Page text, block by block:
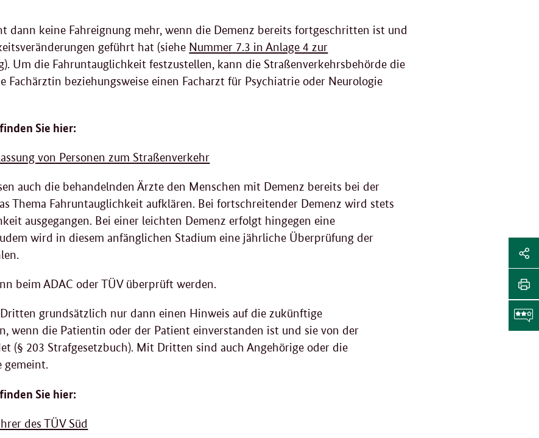
dann keine Fahreignung mehr, wenn die Demenz bereits fortgeschritten ist und
geführt hat (siehe Nummer 7.3 in Anlage 4 zur
). Um die Fahruntauglichkeit festzustellen, kann die Straßenverkehrsbehörde die
Fachärztin beziehungsweise einen Facharzt für Psychiatrie oder Neurologie
Sie hier:
von Personen zum Straßenverkehr
auch die behandelnden Ärzte den Menschen mit Demenz bereits bei der
Thema Fahruntauglichkeit aufklären. Bei fortschreitender Demenz wird stets
ausgegangen. Bei einer leichten Demenz erfolgt hingegen eine
wird in diesem anfänglichen Stadium eine jährliche Überprüfung der
beim ADAC oder TÜV überprüft werden.
grundsätzlich nur dann einen Hinweis auf die zukünftige
wenn die Patientin oder der Patient einverstanden ist und sie von der
(§ 203 Strafgesetzbuch). Mit Dritten sind auch Angehörige oder die
gemeint.
Sie hier:
des TÜV Süd